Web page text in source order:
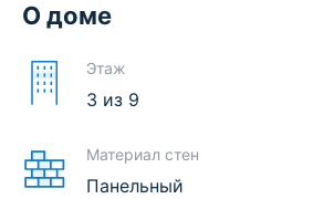
О доме
Этаж
3 из 9
Материал стен
Панельный